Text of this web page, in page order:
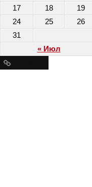
« Июл
17
18 19
24
25 26
31